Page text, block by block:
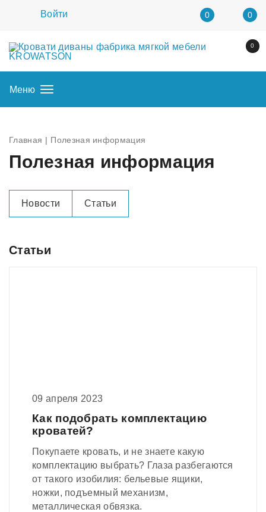
Войти 0 0
0
Меню
Главная Полезная информация
Полезная информация
Новости Статьи
Статьи
09 апреля 2023
Как подобрать комплектацию
кроватей?
Покупаете кровать, и не знаете какую
комплектацию выбрать? Глаза разбегаются
от такого изобилия: бельевые ящики,
ножки, подъемный механизм,
металлическая обвязка.